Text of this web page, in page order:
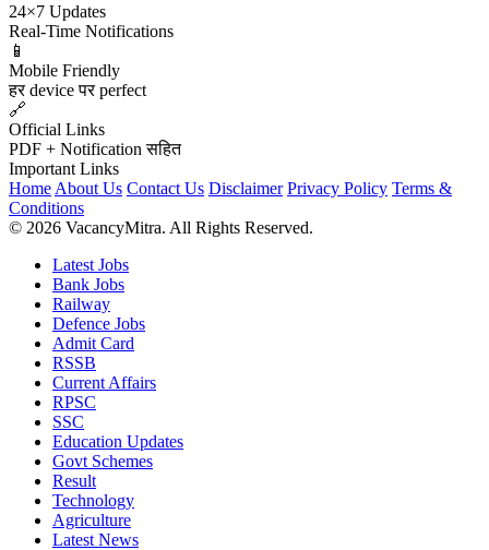
24×7 Updates
Real-Time Notifications
📱
Mobile Friendly
हर device पर perfect
🔗
Official Links
PDF + Notification सहित
Important Links
Home About Us Contact Us Disclaimer Privacy Policy Terms &
Conditions
© 2026 VacancyMitra. All Rights Reserved.
Latest Jobs
Bank Jobs
Railway
Defence Jobs
Admit Card
RSSB
Current Affairs
RPSC
SSC
Education Updates
Govt Schemes
Result
Technology
Agriculture
Latest News